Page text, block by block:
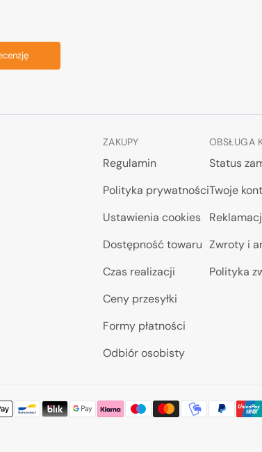
ZAKUPY
Regulamin
Polityka prywatności
Ustawienia cookies
Dostępność towaru
Czas realizacji
Ceny przesyłki
Formy płatności
Odbiór osobisty
OBSŁUGA
Status
Twoje
Zwroty i
Polityka